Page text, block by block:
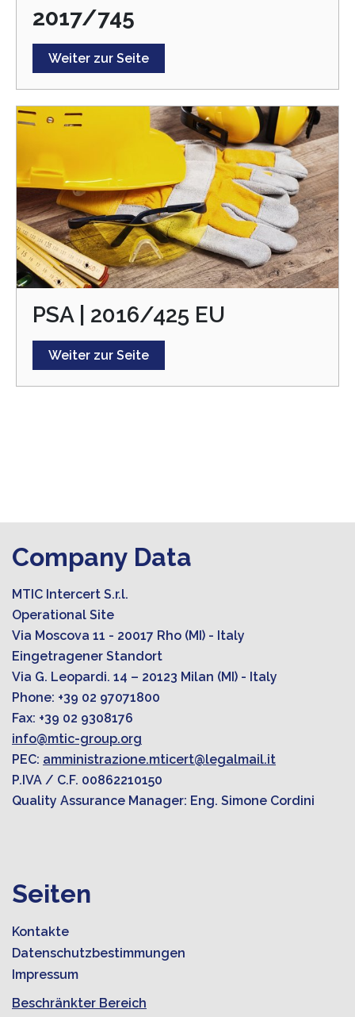
2017/745
Weiter zur Seite
PSA | 2016/425 EU
Weiter zur Seite
Company Data
MTIC Intercert S.r.l.
Operational Site
Via Moscova 11 - 20017 Rho (MI) - Italy
Eingetragener Standort
Via G. Leopardi. 14 – 20123 Milan (MI) - Italy
Phone: +39 02 97071800
Fax: +39 02 9308176
info@mtic-group.org
PEC: amministrazione.mticert@legalmail.it
P.IVA / C.F. 00862210150
Quality Assurance Manager: Eng. Simone Cordini
Seiten
Kontakte
Datenschutzbestimmungen
Impressum
Beschränkter Bereich